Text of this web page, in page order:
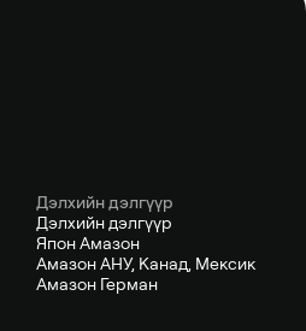
Дэлхийн дэлгүүр
Дэлхийн дэлгүүр
Япон Амазон
Амазон АНУ, Канад, Мексик
Амазон Герман